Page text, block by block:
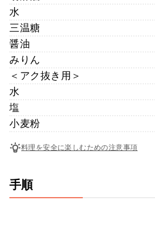
水
三温糖
醤油
みりん
＜アク抜き用＞
水
塩
小麦粉
料理を安全に楽しむための注意事項
手順